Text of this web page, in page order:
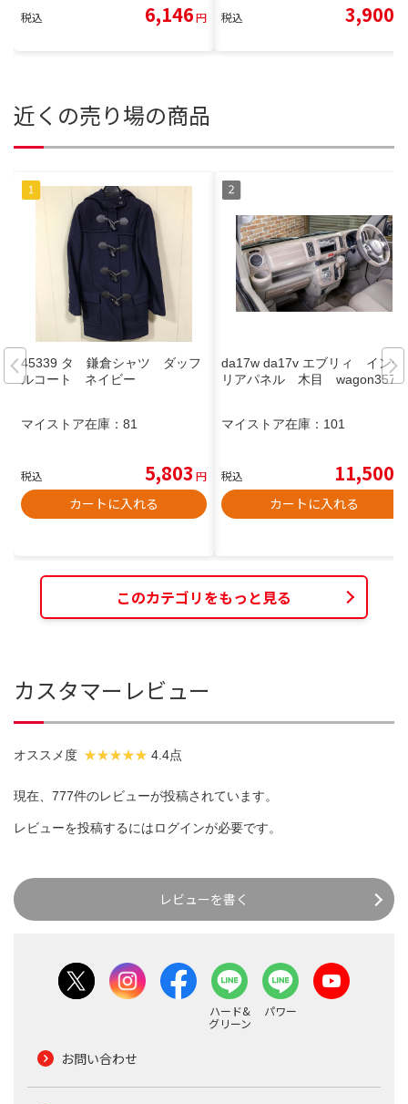
税込 6,146円 税込 3,900
近くの売り場の商品
45339 タ 鎌倉シャツ ダッフ
ルコート ネイビー
マイストア在庫： 81
税込 5,803 円
カートに入れる
da17w da17v エブリィ インテ
リアパネル 木目 wagon357
マイストア在庫： 101
税込 11,500
カートに入れる
このカテゴリをもっと見る
カスタマーレビュー
オススメ度 4.4点
現在、777件のレビューが投稿されています。
レビューを投稿するにはログインが必要です。
レビューを書く
ハード&
グリーン
パワー
お問い合わせ